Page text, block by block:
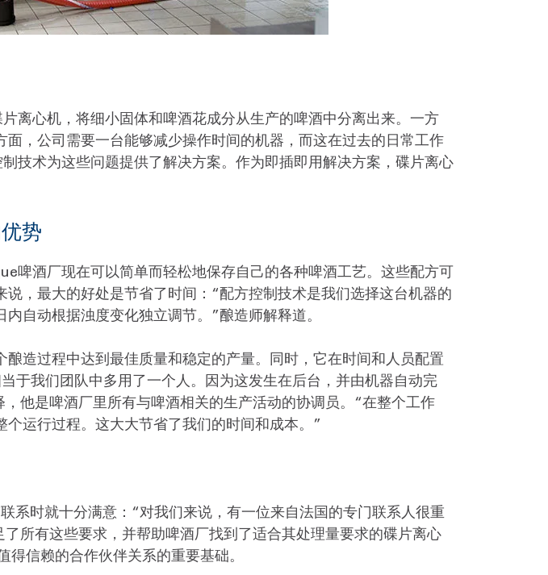
心机，将细小固体和啤酒花成分从生产的啤酒中分离出来。一方
，公司需要一台能够减少操作时间的机器，而这在过去的日常工作
技术为这些问题提供了解决方案。作为即插即用解决方案，碟片离心
势
酒厂现在可以简单而轻松地保存自己的各种啤酒工艺。这些配方可
，最大的好处是节省了时间：“配方控制技术是我们选择这台机器的
自动根据浊度变化独立调节。”酿造师解释道。
造过程中达到最佳质量和稳定的产量。同时，它在时间和人员配置
于我们团队中多用了一个人。因为这发生在后台，并由机器自动完
他是啤酒厂里所有与啤酒相关的生产活动的协调员。“在整个工作
运行过程。这大大节省了我们的时间和成本。”
时就十分满意：“对我们来说，有一位来自法国的专门联系人很重
所有这些要求，并帮助啤酒厂找到了适合其处理量要求的碟片离心
信赖的合作伙伴关系的重要基础。